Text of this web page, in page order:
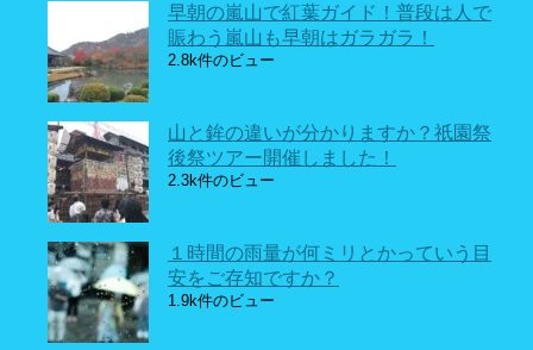
早朝の嵐山で紅葉ガイド！普段は人で
賑わう嵐山も早朝はガラガラ！
2.8k件のビュー
山と鉾の違いが分かりますか？祇園祭
後祭ツアー開催しました！
2.3k件のビュー
１時間の雨量が何ミリとかっていう目
安をご存知ですか？
1.9k件のビュー